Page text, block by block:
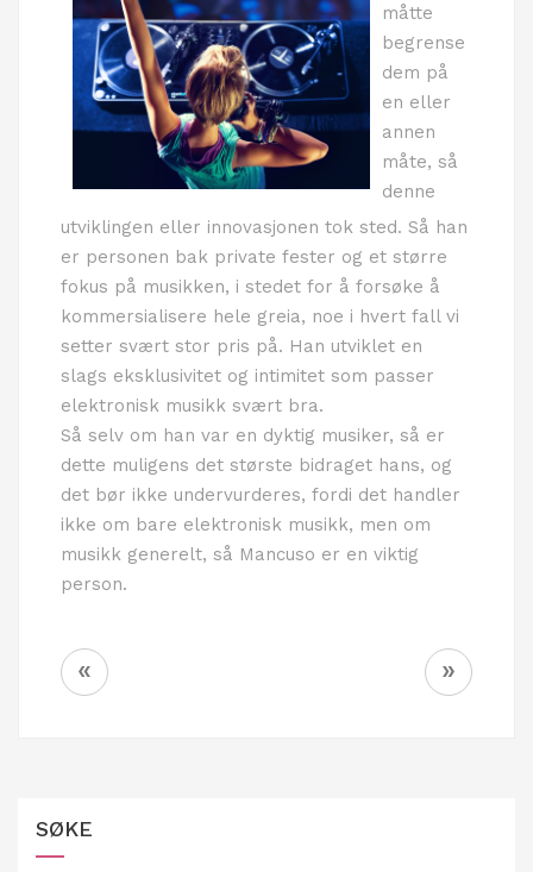
måtte
begrense
dem på
en eller
annen
måte, så
denne
utviklingen eller innovasjonen tok sted. Så han
er personen bak private fester og et større
fokus på musikken, i stedet for å forsøke å
kommersialisere hele greia, noe i hvert fall vi
setter svært stor pris på. Han utviklet en
slags eksklusivitet og intimitet som passer
elektronisk musikk svært bra.
Så selv om han var en dyktig musiker, så er
dette muligens det største bidraget hans, og
det bør ikke undervurderes, fordi det handler
ikke om bare elektronisk musikk, men om
musikk generelt, så Mancuso er en viktig
person.
Innleggsnavigering
« »
SØKE